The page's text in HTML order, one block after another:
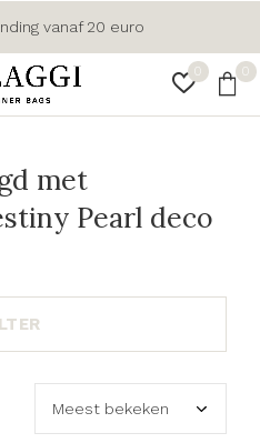
0 0
vanaf 20 euro
met
Pearl deco